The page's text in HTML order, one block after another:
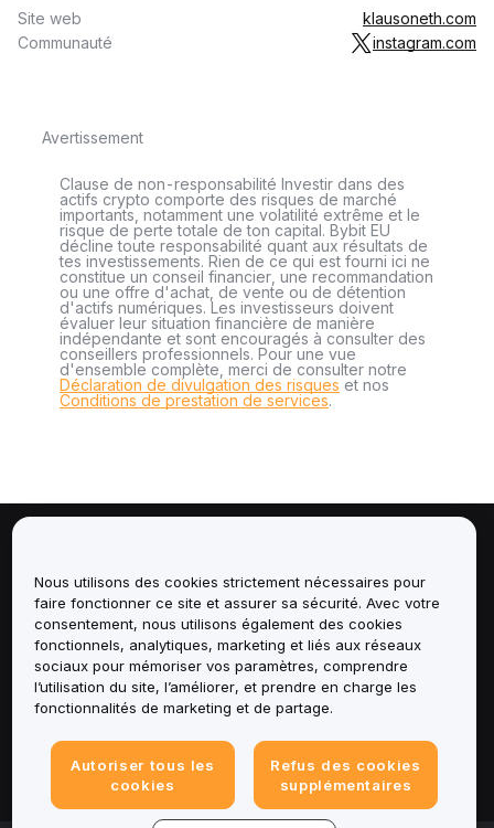
Site web
klausoneth.com
Communauté
instagram.com
Avertissement
Clause de non-responsabilité Investir dans des
actifs crypto comporte des risques de marché
importants, notamment une volatilité extrême et le
risque de perte totale de ton capital. Bybit EU
décline toute responsabilité quant aux résultats de
tes investissements. Rien de ce qui est fourni ici ne
constitue un conseil financier, une recommandation
ou une offre d'achat, de vente ou de détention
d'actifs numériques. Les investisseurs doivent
évaluer leur situation financière de manière
indépendante et sont encouragés à consulter des
conseillers professionnels. Pour une vue
d'ensemble complète, merci de consulter notre
Déclaration de divulgation des risques et nos
Conditions de prestation de services.
Services
Assistance
Produits
Mentions légales
Nous utilisons des cookies strictement nécessaires pour
faire fonctionner ce site et assurer sa sécurité. Avec votre
consentement, nous utilisons également des cookies
fonctionnels, analytiques, marketing et liés aux réseaux
sociaux pour mémoriser vos paramètres, comprendre
l’utilisation du site, l’améliorer, et prendre en charge les
fonctionnalités de marketing et de partage.
Autoriser tous les
cookies
Refus des cookies
supplémentaires